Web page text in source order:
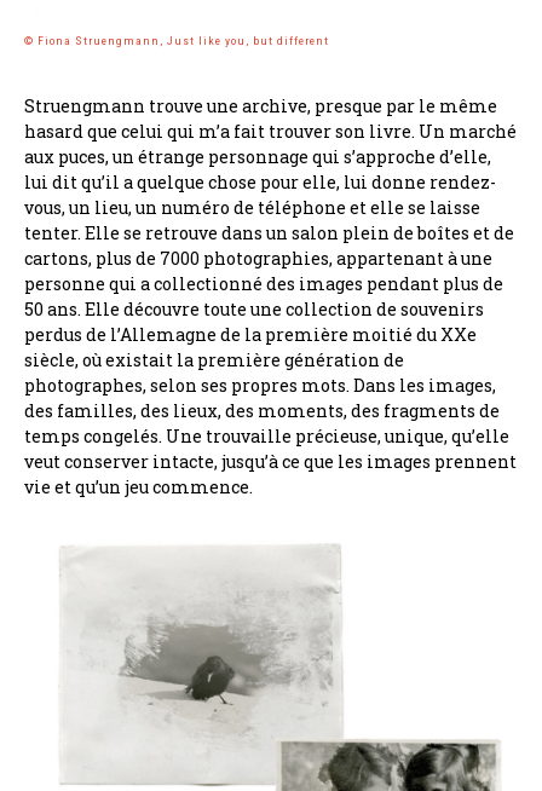
© Fiona Struengmann, Just like you, but different
Struengmann trouve une archive, presque par le même
hasard que celui qui m’a fait trouver son livre. Un marché
aux puces, un étrange personnage qui s’approche d’elle,
lui dit qu’il a quelque chose pour elle, lui donne rendez-
vous, un lieu, un numéro de téléphone et elle se laisse
tenter. Elle se retrouve dans un salon plein de boîtes et de
cartons, plus de 7000 photographies, appartenant à une
personne qui a collectionné des images pendant plus de
50 ans. Elle découvre toute une collection de souvenirs
perdus de l’Allemagne de la première moitié du XXe
siècle, où existait la première génération de
photographes, selon ses propres mots. Dans les images,
des familles, des lieux, des moments, des fragments de
temps congelés. Une trouvaille précieuse, unique, qu’elle
veut conserver intacte, jusqu’à ce que les images prennent
vie et qu’un jeu commence.